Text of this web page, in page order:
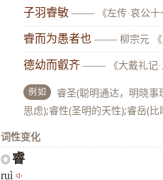
子羽睿敏 —— 《左传·哀公十
睿而为愚者也 —— 柳宗元 《
德幼而叡齐 —— 《大戴礼记·
例如
睿圣(聪明通达，明晓
思虑);睿性(圣明的天性);睿岳(
词性变化
◎ 睿
ruì